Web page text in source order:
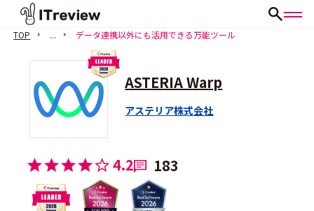
TOP ... データ連携以外にも活用できる万能ツール
ASTERIA Warp
アステリア株式会社
4.2 183